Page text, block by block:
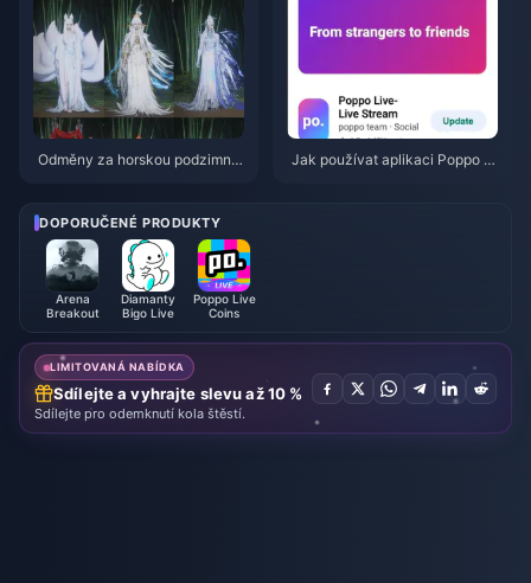
Odměny za horskou podzimní
í seznam, měna a priorita
Jak používat aplikaci Poppo Li
DOPORUČENÉ PRODUKTY
Arena
Breakout
Diamanty
Bigo Live
Poppo Live
Coins
LIMITOVANÁ NABÍDKA
Sdílejte a vyhrajte slevu až 10 %
Sdílejte pro odemknutí kola štěstí.